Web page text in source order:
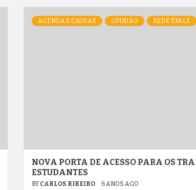
AGENDA E CAUSAS OPINIÃO REDE EPALE
NOVA PORTA DE ACESSO PARA OS
ESTUDANTES
BY CARLOS RIBEIRO 6 ANOS AGO